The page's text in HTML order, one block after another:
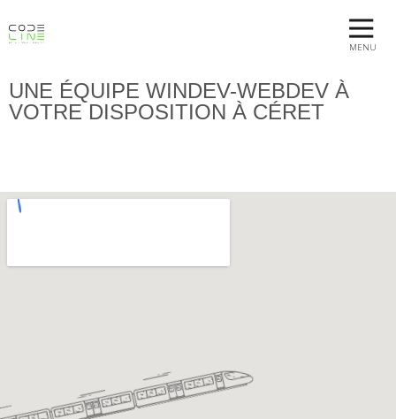
MENU
UNE ÉQUIPE WINDEV-WEBDEV À
VOTRE DISPOSITION À CÉRET